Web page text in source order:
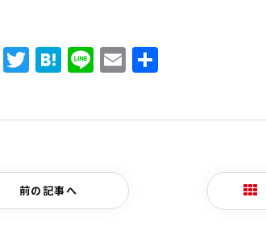
Facebook
Twitter
Hatena
LineEmail
前の記事へ